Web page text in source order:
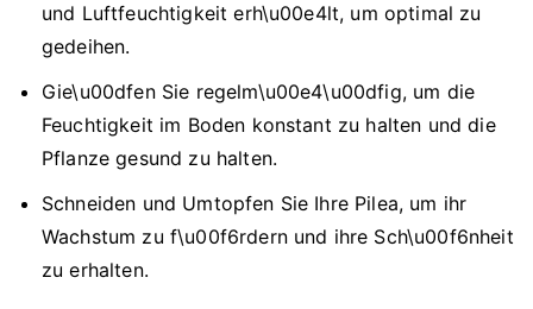
und Luftfeuchtigkeit erh\u00e4lt, um optimal zu
gedeihen.
Gie\u00dfen Sie regelm\u00e4\u00dfig, um die
Feuchtigkeit im Boden konstant zu halten und die
Pflanze gesund zu halten.
Schneiden und Umtopfen Sie Ihre Pilea, um ihr
Wachstum zu f\u00f6rdern und ihre Sch\u00f6nheit
zu erhalten.